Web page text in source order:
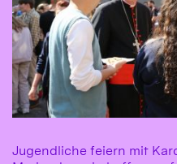
Jugendliche feiern mit